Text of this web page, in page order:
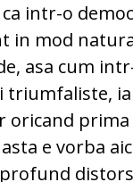
intr-o
in mod
asa cum
triumfaliste,
oricand
e vorba